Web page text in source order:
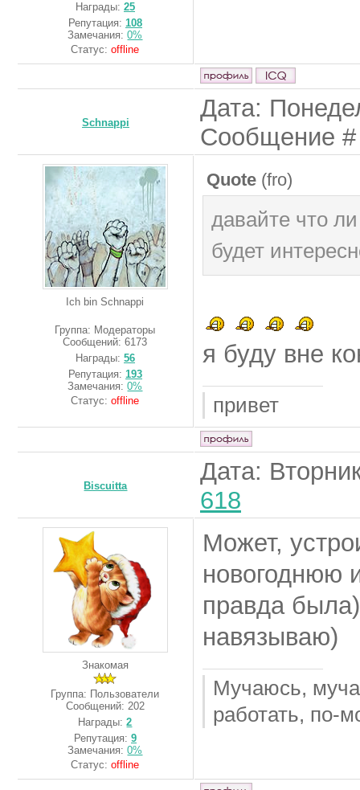
Награды: 25
Репутация: 108
Замечания:0%
Статус:offline
Schnappi
Дата:
Сообщение
Ich bin Schnappi
Группа: Модераторы
Сообщений:6173
Награды: 56
Репутация: 193
Замечания:0%
Статус:offline
Quote (fro)
давайте что
будет
я буду вне
привет
Biscuitta
Дата:
618
Знакомая
Группа: Пользователи
Сообщений: 202
Награды:2
Репутация: 9
Замечания:0%
Статус:offline
Может,
новогоднюю
правда
навязываю)
Мучаюсь,
работать, по-